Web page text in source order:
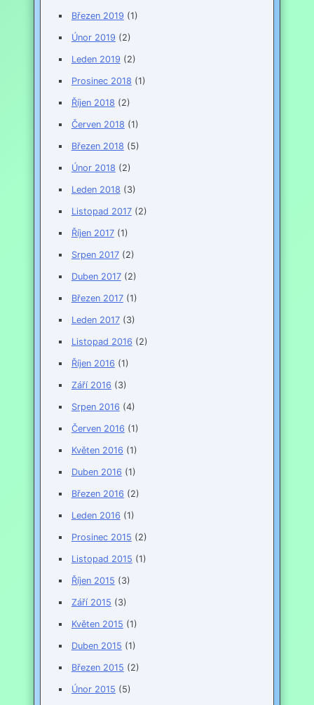
Březen 2019 (1)
Únor 2019 (2)
Leden 2019 (2)
Prosinec 2018 (1)
Říjen 2018 (2)
Červen 2018 (1)
Březen 2018 (5)
Únor 2018 (2)
Leden 2018 (3)
Listopad 2017(2)
Říjen 2017(1)
Srpen 2017(2)
Duben 2017(2)
Březen 2017(1)
Leden 2017(3)
Listopad 2016 (2)
Říjen 2016 (1)
Září 2016 (3)
Srpen 2016 (4)
Červen 2016 (1)
Květen 2016 (1)
Duben 2016 (1)
Březen 2016 (2)
Leden 2016 (1)
Prosinec 2015 (2)
Listopad 2015 (1)
Říjen 2015 (3)
Září 2015 (3)
Květen 2015 (1)
Duben 2015 (1)
Březen 2015 (2)
Únor 2015 (5)